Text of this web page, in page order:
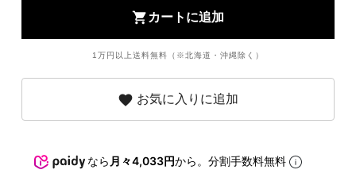
shopping_cart カートに追加
1万円以上送料無料（※北海道・沖縄除く）
favorite お気に入りに追加
なら 月々4,033円から。分割手数料無料